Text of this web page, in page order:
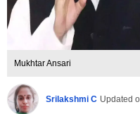
Mukhtar Ansari
Srilakshmi C Updated